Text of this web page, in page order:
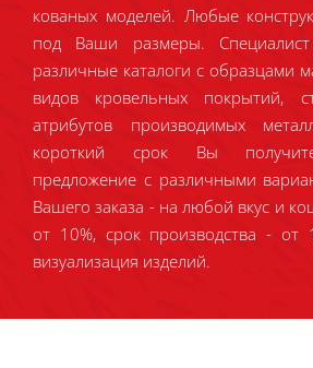
кованых моделей. Любые
под Ваши размеры.
различные каталоги с образцами
видов кровельных покрытий,
атрибутов производимых
короткий срок Вы
предложение с различными
Вашего заказа - на любой вкус и
от 10%, срок производства - от
визуализация изделий.